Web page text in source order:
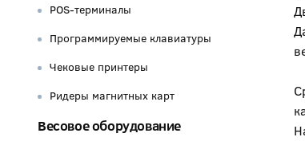
POS-терминалы
Программируемые клавиатуры
Чековые принтеры
Ридеры магнитных карт
Весовое оборудование